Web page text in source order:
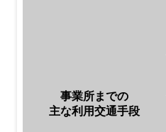
事業所までの
主な利用交通手段